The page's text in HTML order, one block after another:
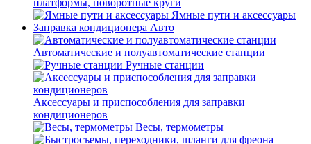
платформы, поворотные круги
Ямные пути и аксессуары
Заправка кондиционера Авто
Автоматические и полуавтоматические станции
Ручные станции
Аксессуары и приспособления для заправки
кондиционеров
Весы, термометры